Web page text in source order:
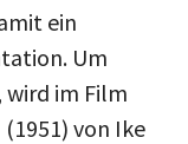
ein
Um
wird im Film
(1951) von Ike